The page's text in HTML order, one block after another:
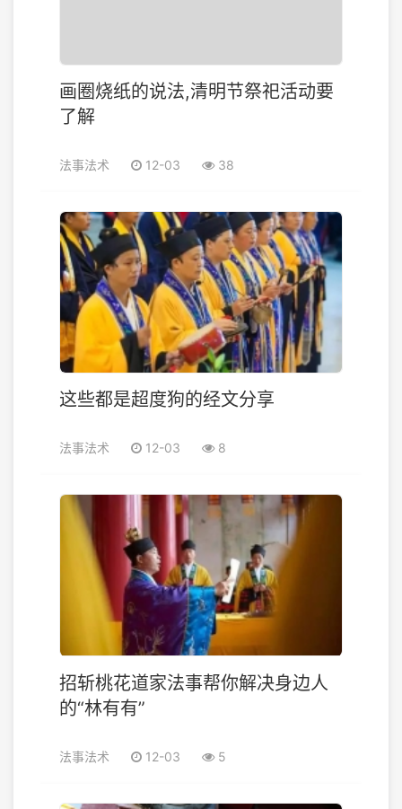
画圈烧纸的说法,清明节祭祀活动要
了解
法事法术 12-03 38
这些都是超度狗的经文分享
法事法术 12-03 8
招斩桃花道家法事帮你解决身边人
的“林有有”
法事法术 12-03 5